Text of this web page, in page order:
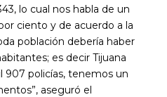
lo cual nos habla de un
ciento y de acuerdo a la
población debería haber
es decir Tijuana
907 policías, tenemos un
aseguró el